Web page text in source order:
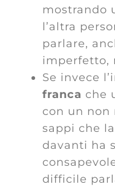
mostrando
l’altra
parlare,
imperfetto,
Se invece
franca che
con un non
sappi che
davanti ha
difficile